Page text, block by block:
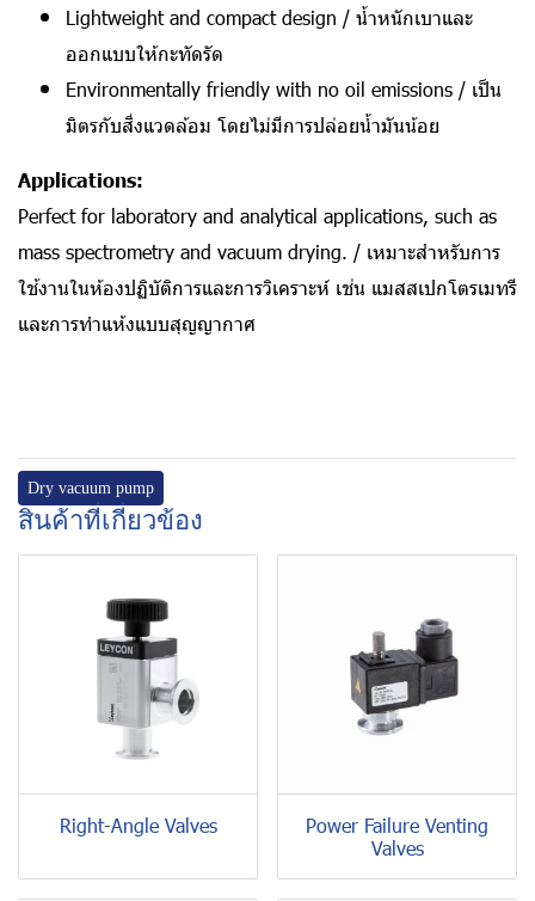
Lightweight and compact design / น้ำหนักเบาและ
ออกแบบให้กะทัดรัด
Environmentally friendly with no oil emissions / เป็น
มิตรกับสิ่งแวดล้อม โดยไม่มีการปล่อยน้ำมันน้อย
Applications:
Perfect for laboratory and analytical applications, such as
mass spectrometry and vacuum drying. / เหมาะสำหรับการ
ใช้งานในห้องปฏิบัติการและการวิเคราะห์ เช่น แมสสเปกโตรเมทรี
และการทำแห้งแบบสุญญากาศ
Dry vacuum pump
สินค้าที่เกี่ยวข้อง
Right-Angle Valves
Power Failure Venting
Valves